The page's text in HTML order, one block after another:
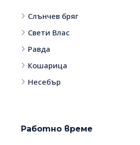
Слънчев бряг
Свети Влас
Равда
Кошарица
Несебър
Работно време